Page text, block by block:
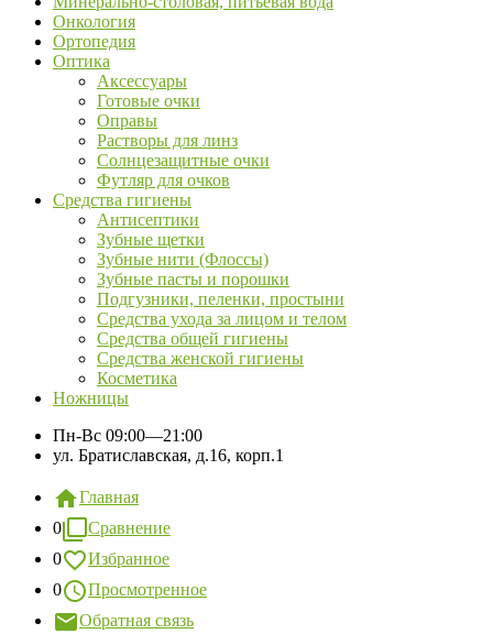
Онкология
Ортопедия
Оптика
Аксессуары
Готовые очки
Оправы
Растворы для линз
Солнцезащитные очки
Футляр для очков
Средства гигиены
Антисептики
Зубные щетки
Зубные нити (Флоссы)
Зубные пасты и порошки
Подгузники, пеленки, простыни
Средства ухода за лицом и телом
Средства общей гигиены
Средства женской гигиены
Косметика
Ножницы
Пн-Вс 09:00—21:00
ул. Братиславская, д.16, корп.1
Главная
0
Сравнение
0
Избранное
0
Просмотренное
Обратная связь